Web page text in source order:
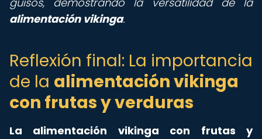
alimentación vikinga.
Reflexión final: La importancia
de la alimentación vikinga
con frutas y verduras
La alimentación vikinga con frutas y